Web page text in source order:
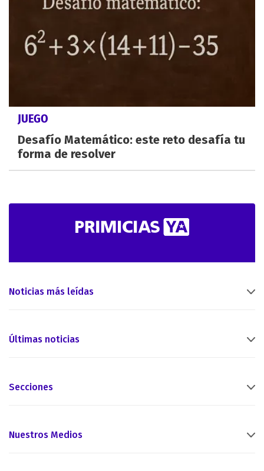
JUEGO
Desafío Matemático: este reto desafía tu
forma de resolver
Noticias más leídas
Últimas noticias
Secciones
Nuestros Medios